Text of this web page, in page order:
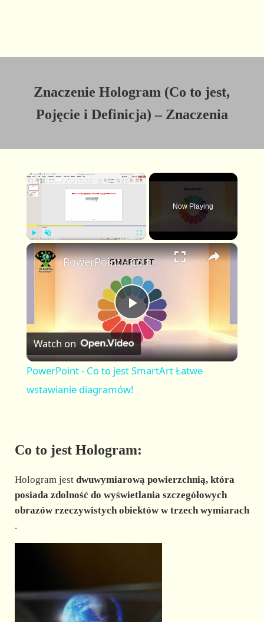
Znaczenie Hologram (Co to jest,
Pojęcie i Definicja) – Znaczenia
×
n
m
u
l
c
r
e
Now Playing
×
P
l
a
V
i
o
PowerPoint - Co to jest SmartArt Łatwe wstawianie diagramów!
Watch on
PowerPoint - Co to jest SmartArt Łatwe
wstawianie diagramów!
Co to jest Hologram:
Hologram jest dwuwymiarową powierzchnią, która
posiada zdolność do wyświetlania szczegółowych
obrazów rzeczywistych obiektów w trzech wymiarach
.